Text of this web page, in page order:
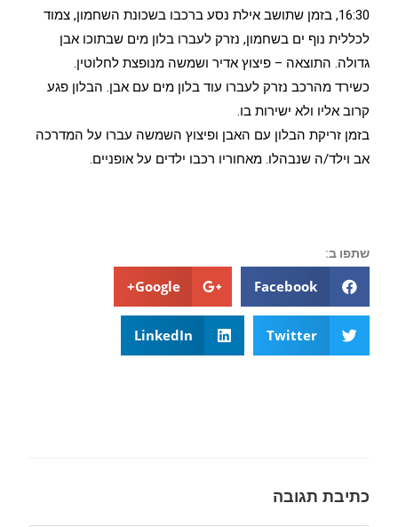
16:30, בזמן שתושב אילת נסע ברכבו בשכונת השחמון, צמוד
לכללית נוף ים בשחמון, נזרק לעברו בלון מים שבתוכו אבן
גדולה. התוצאה – פיצוץ אדיר ושמשה מנופצת לחלוטין.
כשירד מהרכב נזרק לעברו עוד בלון מים עם אבן. הבלון פגע
קרוב אליו ולא ישירות בו.
בזמן זריקת הבלון עם האבן ופיצוץ השמשה עברו על המדרכה
אב וילד/ה שנבהלו. מאחוריו רכבו ילדים על אופניים.
שתפו ב:
Facebook
Google+
Twitter
LinkedIn
כתיבת תגובה